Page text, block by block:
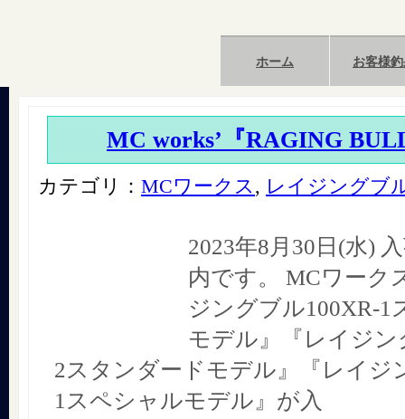
ホーム お客様
MC works’『RAGING
カテゴリ： MCワークス , レイジングブ
2023年8月30日(水)
内です。 MCワーク
ジングブル100XR-1
モデル』『レイジン
2スタンダードモデル』『レイジ
1スペシャルモデル』が入